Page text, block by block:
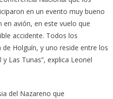
en un evento muy bueno
en avión, en este vuelo que
accidente. Todos los
Holguín, y uno reside entre los
Las Tunas”, explica Leonel
del Nazareno que